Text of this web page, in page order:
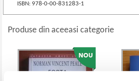
ISBN: 978-0-00-831283-1
Produse din aceeasi categorie